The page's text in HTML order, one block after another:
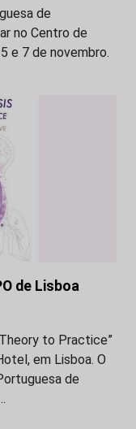
de
no Centro de
e 7 de novembro.
de Lisboa
to Practice”
em Lisboa. O
de